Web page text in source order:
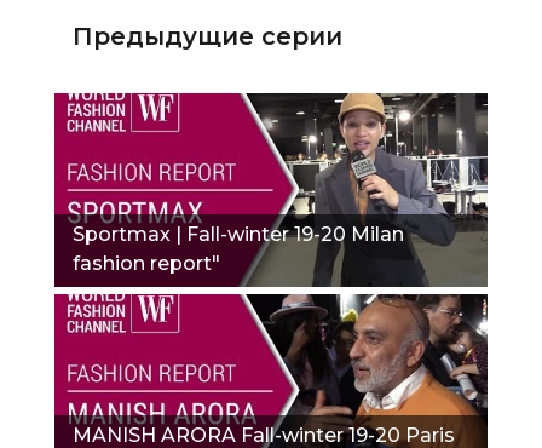
Предыдущие серии
Sportmax | Fall-winter 19-20 Milan
fashion report"
MANISH ARORA Fall-winter 19-20 Paris